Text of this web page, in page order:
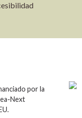
por la
Next